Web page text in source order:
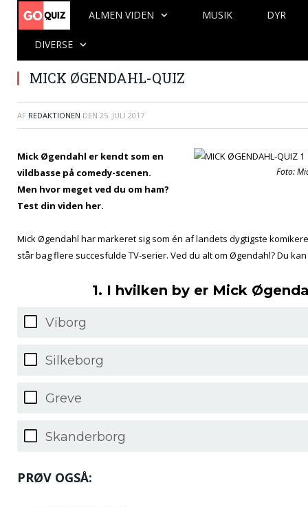
ALMEN VIDEN MUSIK DYR
DIVERSE
MICK ØGENDAHL-QUIZ
AF REDAKTIONEN DEN 25. JULI 2017
Foto:
Mick Øgendahl er kendt som en
vildbasse på comedy-scenen.
Men hvor meget ved du om ham?
Test din viden her.
Mick Øgendahl har markeret sig som én af landets dygtigste
står bag flere succesfulde TV-serier. Ved du alt om Øgendahl? Du
1. I hvilken by er Mick
Viborg
Silkeborg
Greve
Skanderborg
PRØV OGSÅ: